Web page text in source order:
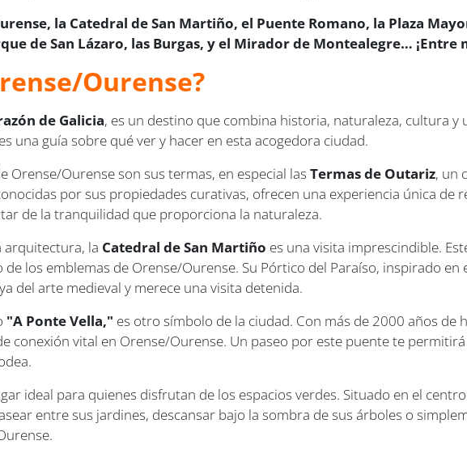
la Catedral de San Martiño, el Puente Romano, la Plaza
de San Lázaro, las Burgas, y el Mirador de Montealegre…
Ourense?
de Galicia, es un destino que combina historia, naturaleza, cultura y
una guía sobre qué ver y hacer en esta acogedora ciudad.
Orense/Ourense son sus termas, en especial lasTermas de Outariz, un
por sus propiedades curativas, ofrecen una experiencia única
de la tranquilidad que proporciona la naturaleza.
arquitectura, la Catedral de San Martiño es una visita imprescindible.
los emblemas de Orense/Ourense. Su Pórtico del Paraíso, inspirado en
del arte medieval y merece una visita detenida.
"A Ponte Vella," es otro símbolo de la ciudad. Con más de 2000 años
conexión vital en Orense/Ourense. Un paseo por este puente te
ideal para quienes disfrutan de los espacios verdes. Situado en el
entre sus jardines, descansar bajo la sombra de sus árboles o